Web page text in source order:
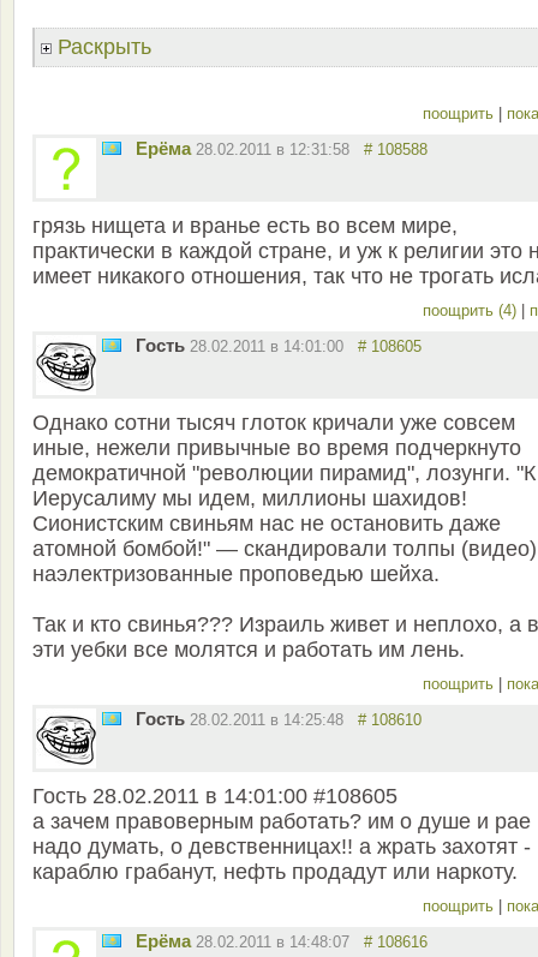
Раскрыть
поощрить
Ерёма 28.02.2011 в 12:31:58 # 108588
грязь нищета и вранье есть во всем мире,
практически в каждой стране, и уж к религии это
имеет никакого отношения, так что не трогать
поощрить (4)
Гость 28.02.2011 в 14:01:00 # 108605
Однако сотни тысяч глоток кричали уже совсем
иные, нежели привычные во время подчеркнуто
демократичной "революции пирамид", лозунги. "К
Иерусалиму мы идем, миллионы шахидов!
Сионистским свиньям нас не остановить даже
атомной бомбой!" — скандировали толпы
наэлектризованные проповедью шейха.
Так и кто свинья??? Израиль живет и неплохо, а
эти уебки все молятся и работать им лень.
поощрить
Гость 28.02.2011 в 14:25:48 # 108610
Гость 28.02.2011 в 14:01:00 #108605
а зачем правоверным работать? им о душе и рае
надо думать, о девственницах!! а жрать захотят -
караблю грабанут, нефть продадут или наркоту.
поощрить
Ерёма 28.02.2011 в 14:48:07 # 108616